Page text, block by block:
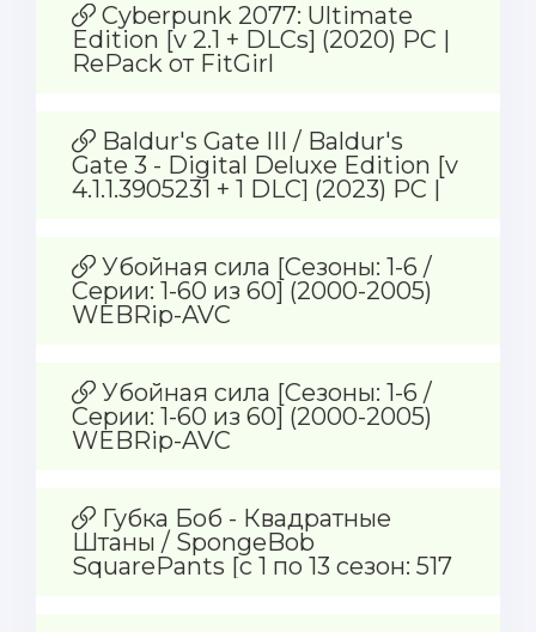
Cyberpunk 2077: Ultimate
Edition [v 2.1 + DLCs] (2020) PC |
RePack от FitGirl
Baldur's Gate III / Baldur's
Gate 3 - Digital Deluxe Edition [v
4.1.1.3905231 + 1 DLC] (2023) PC |
Убойная сила [Сезоны: 1-6 /
Серии: 1-60 из 60] (2000-2005)
WEBRip-AVC
Убойная сила [Сезоны: 1-6 /
Серии: 1-60 из 60] (2000-2005)
WEBRip-AVC
Губка Боб - Квадратные
Штаны / SpongeBob
SquarePants [с 1 по 13 сезон: 517